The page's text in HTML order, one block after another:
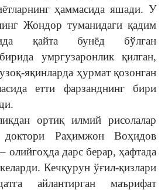
ҳаммасида яшади. У
Жондор туманидаги қадим
қайта бунёд бўлган
умргузаронлик қилган,
яқинларда ҳурмат қозонган
етти фарзанднинг бири
ортиқ илмий рисолалар
Раҳимжон Воҳидов
олийгоҳда дарс берар, ҳафтада
Кечқурун ўғил-қизлари
айлантирган маърифат